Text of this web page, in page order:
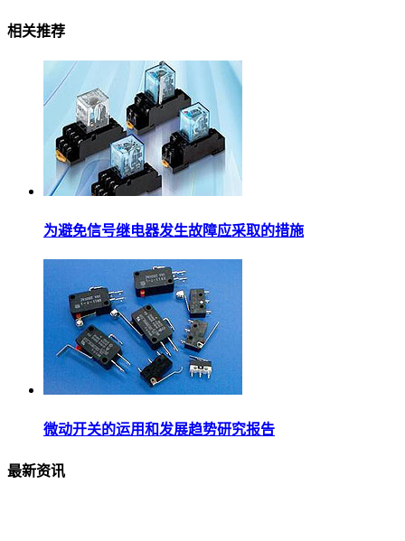
相关推荐
为避免信号继电器发生故障应采取的措施
微动开关的运用和发展趋势研究报告
最新资讯